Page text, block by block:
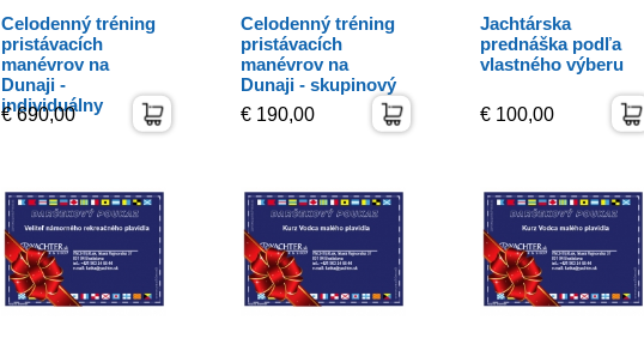
Celodenný tréning
pristávacích
manévrov na
Dunaji -
individuálny
€ 690,00
Celodenný tréning
pristávacích
manévrov na
Dunaji - skupinový
€ 190,00
Jachtárska
prednáška podľa
vlastného výberu
€ 100,00